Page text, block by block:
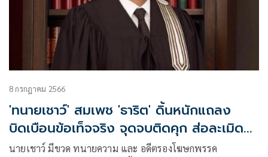
8 กรกฎาคม 2566
'ทนายเชาว์' สมเพช 'ธาริต' ดิ้นหนักแถลง
บิดเบือนข้อเท็จจริง จุดจบติดคุก ส่อละเมิด
อำนาจศาล
นายเชาว์ มีขวด ทนายความ และ อดีตรองโฆษกพรรค